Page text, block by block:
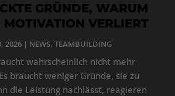
GRÜNDE, WARUM
MOTIVATION VERLIERT
2026| NEWS, TEAMBUILDING
wahrscheinlich nicht mehr
braucht weniger Gründe, sie zu
die Leistung nachlässt, reagieren